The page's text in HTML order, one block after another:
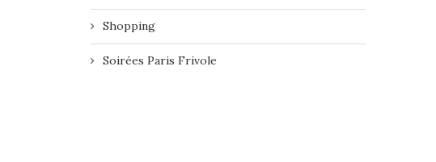
Shopping
Soirées Paris Frivole